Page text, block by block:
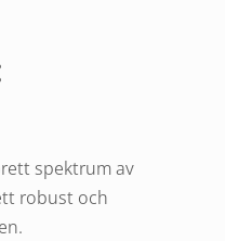
spektrum av
robust och